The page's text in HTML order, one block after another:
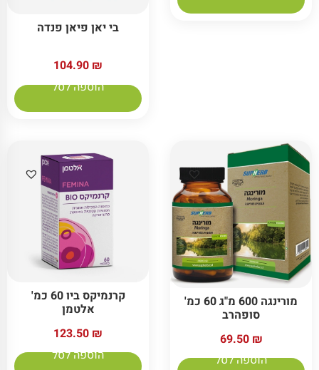
בי יאן פיאן פנדה
104.90 ₪
הוספה לסל
מורינגה 600 מ"ג 60 כמ'
סופהרב
69.50 ₪
הוספה לסל
קרנמיקס ביו 60 כמ'
אלטמן
123.50 ₪
הוספה לסל